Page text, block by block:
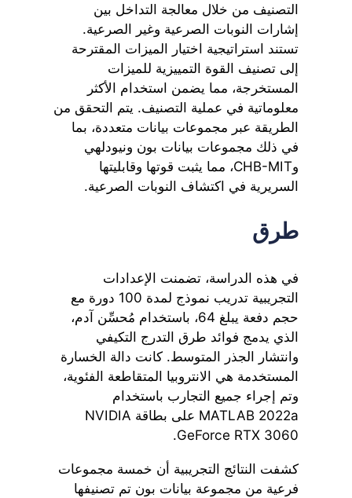
التصنيف من خلال معالجة التداخل بين
إشارات النوبات الصرعية وغير الصرعية.
تستند استراتيجية اختيار الميزات المقترحة
إلى تصنيف القوة التمييزية للميزات
المستخرجة، مما يضمن استخدام الأكثر
معلوماتية في عملية التصنيف. يتم التحقق من
الطريقة عبر مجموعات بيانات متعددة، بما
في ذلك مجموعات بيانات بون ونيودلهي
وCHB-MIT، مما يثبت قوتها وقابليتها
السريرية في اكتشاف النوبات الصرعية.
طرق
في هذه الدراسة، تضمنت الإعدادات
التجريبية تدريب نموذج لمدة 100 دورة مع
حجم دفعة يبلغ 64، باستخدام مُحسِّن آدم،
الذي يدمج فوائد طرق التدرج التكيفي
وانتشار الجذر المتوسط. كانت دالة الخسارة
المستخدمة هي الانتروبيا المتقاطعة الفئوية،
وتم إجراء جميع التجارب باستخدام
MATLAB 2022a على بطاقة NVIDIA
GeForce RTX 3060.
كشفت النتائج التجريبية أن خمسة مجموعات
فرعية من مجموعة بيانات بون تم تصنيفها